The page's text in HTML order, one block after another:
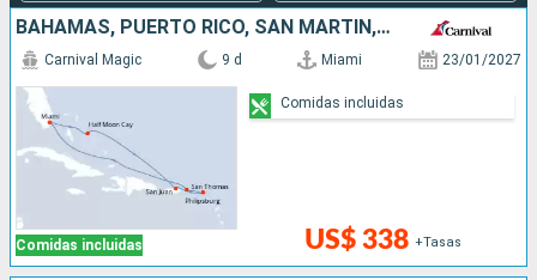
BAHAMAS, PUERTO RICO, SAN MARTÍN, ESTADOS UNIDOS
Comidas incluidas
Carnival Magic 9 d Miami 23/01/2027
US$ 338 +Tasas
Comidas incluidas